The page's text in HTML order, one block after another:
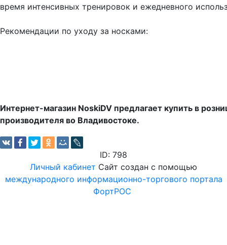
время интенсивных тренировок и ежедневного
Рекомендации по уходу за носками:
Интернет-магазин NoskiDV предлагает купить в
производителя во Владивостоке.
ID: 798
Личный кабинет Сайт создан с помощью
международного информационно-торгового портала
ФортРОС